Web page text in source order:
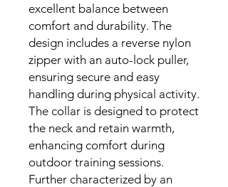
excellent balance between
comfort and durability. The
design includes a reverse nylon
zipper with an auto-lock puller,
ensuring secure and easy
handling during physical activity.
The collar is designed to protect
the neck and retain warmth,
enhancing comfort during
outdoor training sessions.
Further characterized by an